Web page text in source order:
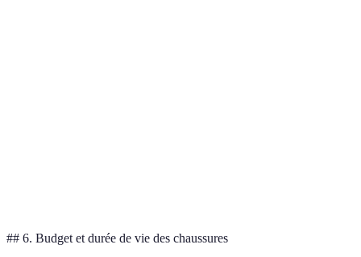
## 6. Budget et durée de vie des chaussures